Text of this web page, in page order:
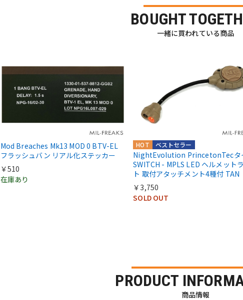
BOUGHT
一緒に買われている商品
Mod Breaches Mk13 MOD 0 BTV-EL
フラッシュバン リアル化ステッカー
￥510
在庫あり
ベストセラー
HOT
NightEvolution PrincetonTecタ
SWITCH - MPLS LED ヘルメット
ト 取付アタッチメント4種付 TAN
￥3,750
SOLD OUT
PRODUCT
商品情報